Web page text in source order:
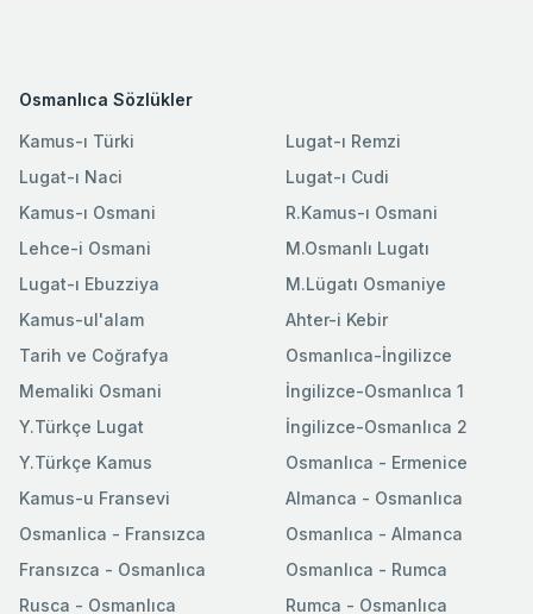
Osmanlıca Sözlükler
Kamus-ı Türki
Lugat-ı Naci
Kamus-ı Osmani
Lehce-i Osmani
Lugat-ı Ebuzziya
Lugat-ı Remzi
Lugat-ı Cudi
R.Kamus-ı Osmani
M.Osmanlı Lugatı
M.Lügatı Osmaniye
Kamus-ul'alam
Tarih ve Coğrafya
Memaliki Osmani
Y.Türkçe Lugat
Y.Türkçe Kamus
Ahter-i Kebir
Osmanlıca-İngilizce
İngilizce-Osmanlıca 1
İngilizce-Osmanlıca 2
Osmanlıca - Ermenice
Kamus-u Fransevi
Osmanlica - Fransızca
Fransızca - Osmanlıca
Rusca - Osmanlıca
Almanca - Osmanlıca
Osmanlıca - Almanca
Osmanlıca - Rumca
Rumca - Osmanlıca